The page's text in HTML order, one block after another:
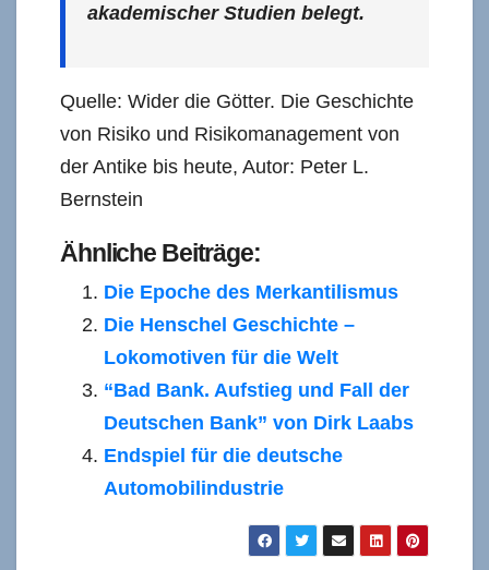
akademischer Studien belegt.
Quelle: Wider die Götter. Die Geschichte
von Risiko und Risikomanagement von
der Antike bis heute, Autor: Peter L.
Bernstein
Ähnliche Beiträge:
Die Epoche des Merkantilismus
Die Henschel Geschichte –
Lokomotiven für die Welt
“Bad Bank. Aufstieg und Fall der
Deutschen Bank” von Dirk Laabs
Endspiel für die deutsche
Automobilindustrie